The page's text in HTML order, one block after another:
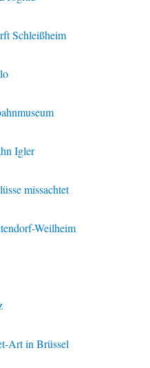
Schleißheim
Igler
missachtet
Weilheim
Art in Brüssel